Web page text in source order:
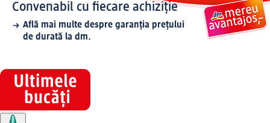
Convenabil cu fiecare achiziție
Află mai multe despre garanția prețului
de durată la dm.